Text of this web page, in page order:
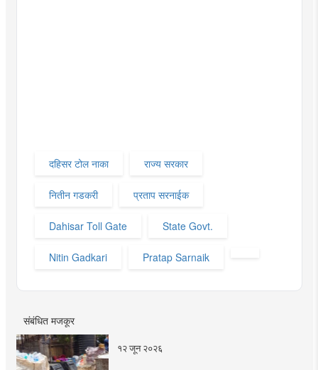
दहिसर टोल नाका राज्य सरकार
नितीन गडकरी प्रताप सरनाईक
Dahisar Toll Gate State Govt.
Nitin Gadkari Pratap Sarnaik
संबंधित मजकूर
१२ जून २०२६